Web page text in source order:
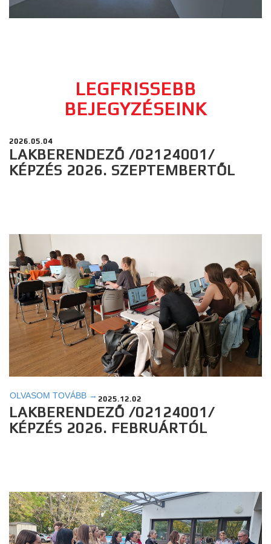
LEGFRISSEBB
BEJEGYZÉSEINK
2026.05.04
LAKBERENDEZŐ /02124001/
KÉPZÉS 2026. SZEPTEMBERTŐL
OLVASOM TOVÁBB → 2025.12.02
LAKBERENDEZŐ /02124001/
KÉPZÉS 2026. FEBRUÁRTÓL